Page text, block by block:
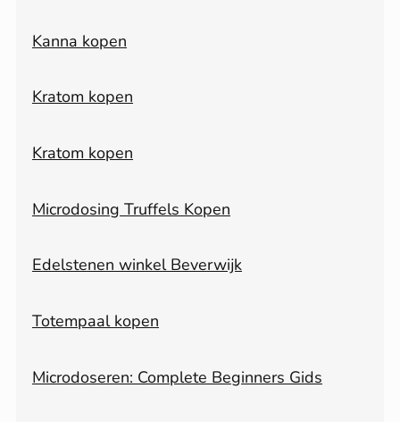
Kanna kopen
Kratom kopen
Kratom kopen
Microdosing Truffels Kopen
Edelstenen winkel Beverwijk
Totempaal kopen
Microdoseren: Complete Beginners Gids